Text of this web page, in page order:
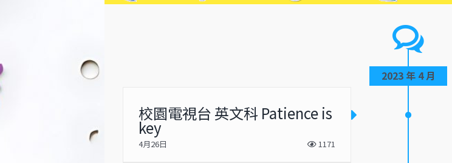
2023 年 4 月
校園電視台 英文科 Patience is
key
4月26日 1171